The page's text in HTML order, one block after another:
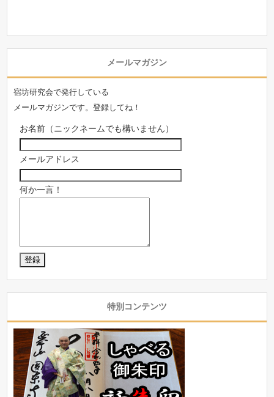
メールマガジン
宿坊研究会で発行している
メールマガジンです。登録してね！
お名前（ニックネームでも構いません）
メールアドレス
何か一言！
特別コンテンツ